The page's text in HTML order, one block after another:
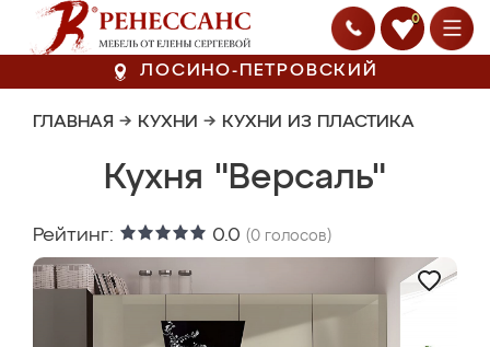
0
ЛОСИНО-ПЕТРОВСКИЙ
ГЛАВНАЯ → КУХНИ → КУХНИ ИЗ ПЛАСТИКА
Кухня "Версаль"
Рейтинг: 0.0 (0 голосов)